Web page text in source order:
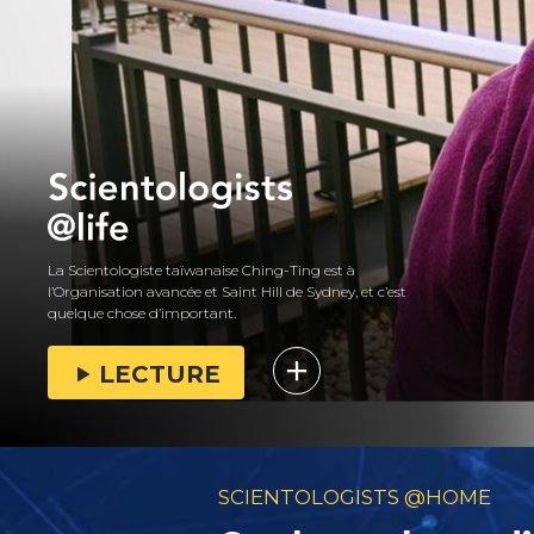
La Scientologiste taïwanaise Ching-Ting est à
l’Organisation avancée et Saint Hill de Sydney, et c’est
quelque chose d’important.
LECTURE
SCIENTOLOGISTS @HOME